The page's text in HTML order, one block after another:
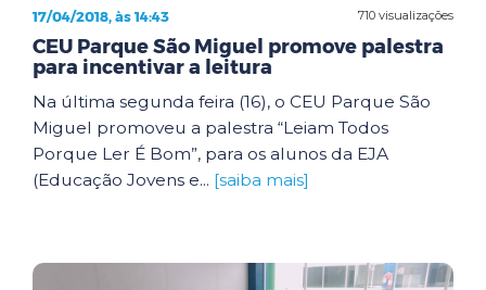
710 visualizações
17/04/2018, às 14:43
CEU Parque São Miguel promove palestra
para incentivar a leitura
Na última segunda feira (16), o CEU Parque São
Miguel promoveu a palestra “Leiam Todos
Porque Ler É Bom”, para os alunos da EJA
(Educação Jovens e... [saiba mais]